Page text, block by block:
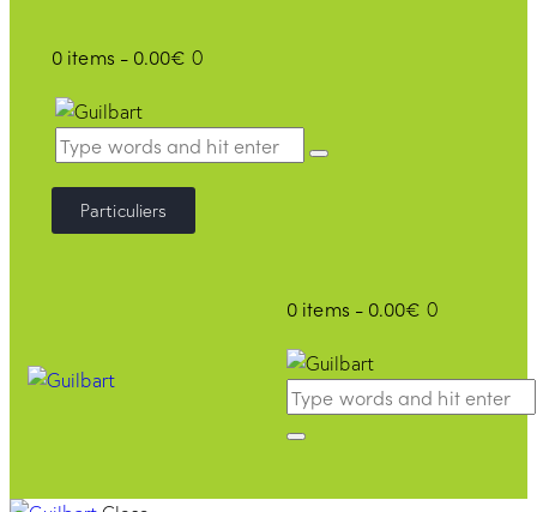
0 items - 0.00€ 0
Particuliers
0 items - 0.00€ 0